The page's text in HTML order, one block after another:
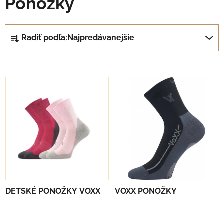
Radenie produktov
Radiť podľa: Najpredávanejšie
Výpis produktov
DETSKÉ PONOŽKY VOXX
VOXX PONOŽKY